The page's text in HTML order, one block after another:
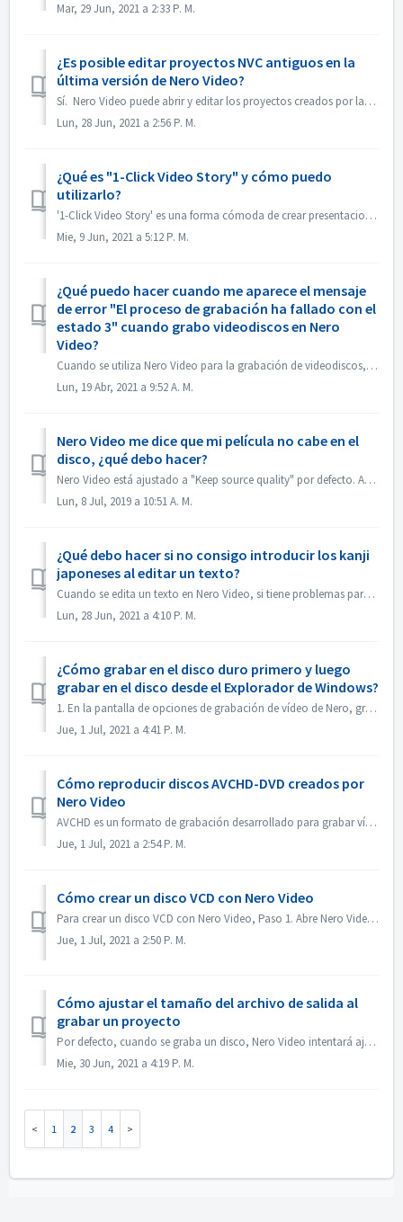
Mar, 29 Jun, 2021 a 2:33 P. M.
¿Es posible editar proyectos NVC antiguos en la
última versión de Nero Video?
Sí. Nero Video puede abrir y editar los proyectos creados por las versiones antiguas de Nero Video. Pero, el antiguo Nero Video no puede abrir los proye...
Lun, 28 Jun, 2021 a 2:56 P. M.
¿Qué es "1-Click Video Story" y cómo puedo
utilizarlo?
'1-Click Video Story' es una forma cómoda de crear presentaciones de diapositivas y películas profesionales con solo arrastrar y soltar, y con un so...
Mie, 9 Jun, 2021 a 5:12 P. M.
¿Qué puedo hacer cuando me aparece el mensaje
de error "El proceso de grabación ha fallado con el
estado 3" cuando grabo videodiscos en Nero
Video?
Cuando se utiliza Nero Video para la grabación de videodiscos, es posible que se encuentre con este error. "Estado 3" es un estado general del pr...
Lun, 19 Abr, 2021 a 9:52 A. M.
Nero Video me dice que mi película no cabe en el
disco, ¿qué debo hacer?
Nero Video está ajustado a "Keep source quality" por defecto. Así que el DVD, AVCHD, Blu-ray resultante mantendrá la calidad y el aspecto del arch...
Lun, 8 Jul, 2019 a 10:51 A. M.
¿Qué debo hacer si no consigo introducir los kanji
japoneses al editar un texto?
Cuando se edita un texto en Nero Video, si tiene problemas para introducir los kanji japoneses con algún editor de métodos de entrada, por ejemplo, ATOK, no...
Lun, 28 Jun, 2021 a 4:10 P. M.
¿Cómo grabar en el disco duro primero y luego
grabar en el disco desde el Explorador de Windows?
1. En la pantalla de opciones de grabación de vídeo de Nero, grabe el proyecto en la carpeta del disco duro. 2. Si la grabación se realiza correctamente,...
Jue, 1 Jul, 2021 a 4:41 P. M.
Cómo reproducir discos AVCHD-DVD creados por
Nero Video
AVCHD es un formato de grabación desarrollado para grabar vídeo de alta definición en soportes como DVD grabables, discos duros y tarjetas de memoria. E...
Jue, 1 Jul, 2021 a 2:54 P. M.
Cómo crear un disco VCD con Nero Video
Para crear un disco VCD con Nero Video, Paso 1. Abre Nero Video. Paso 2. Arrastra un archivo de vídeo a Nero Video Home, Nero Video abrirá el diálogo 'S...
Jue, 1 Jul, 2021 a 2:50 P. M.
Cómo ajustar el tamaño del archivo de salida al
grabar un proyecto
Por defecto, cuando se graba un disco, Nero Video intentará ajustarse al espacio completo de un disco. En algunos casos, si no necesita una salida de gran t...
Mie, 30 Jun, 2021 a 4:19 P. M.
1 2 3 4